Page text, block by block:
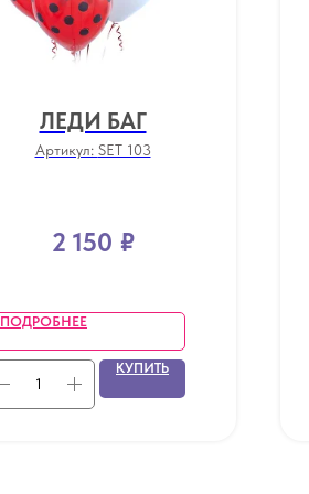
ЛЕДИ БАГ
Артикул: SET 103
2 150 ₽
ПОДРОБНЕЕ
КУПИТЬ